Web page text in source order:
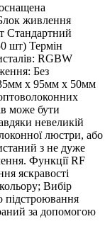
живлення
Стандартний
шт) Термін
RGBW
Без
х 95мм х 50мм
може бути
невеликій
люстри, або
з не дуже
Функції RF
яскравості
Вибір
підстроювання
за допомогою